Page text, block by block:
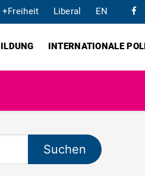
+Freiheit Liberal EN
INTERNATIONALE